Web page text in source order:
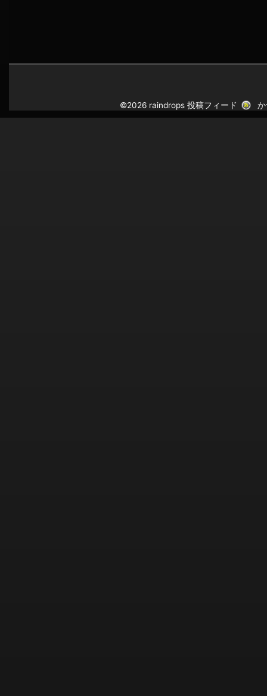
©2026 raindrops投稿フィード